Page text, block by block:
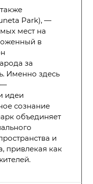
Park), —
мест на
в
за
Именно здесь
—
идеи
сознание
объединяет
и
привлекая как